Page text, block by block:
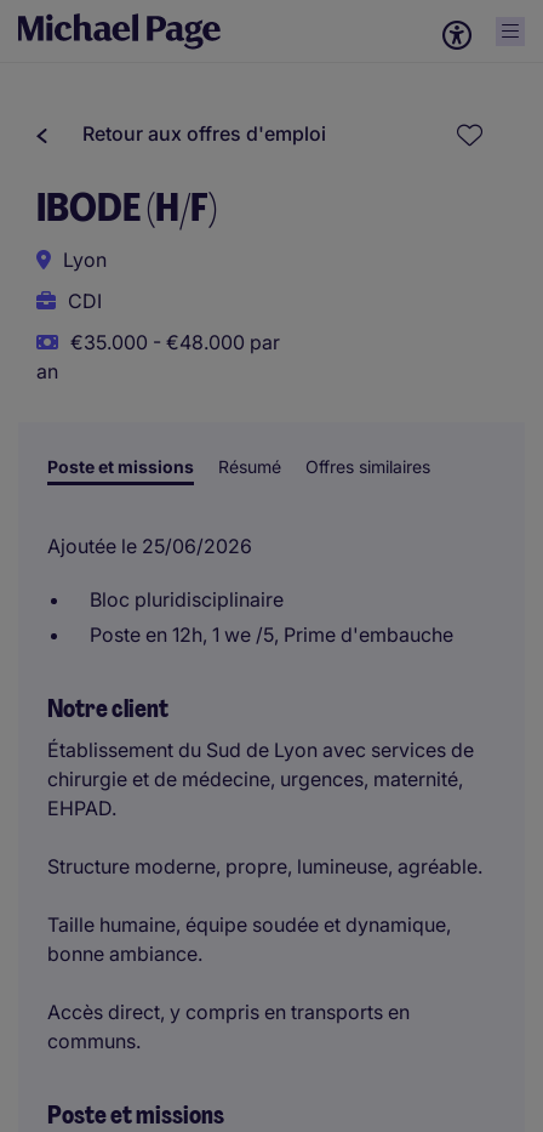
Retour aux offres d'emploi
IBODE (H/F)
Lyon
CDI
€35.000 - €48.000 par
an
Poste et missions Résumé Offres similaires
Ajoutée le 25/06/2026
Bloc pluridisciplinaire
Poste en 12h, 1 we /5, Prime d'embauche
Notre client
Établissement du Sud de Lyon avec services de
chirurgie et de médecine, urgences, maternité,
EHPAD.
Structure moderne, propre, lumineuse, agréable.
Taille humaine, équipe soudée et dynamique,
bonne ambiance.
Accès direct, y compris en transports en
communs.
Poste et missions